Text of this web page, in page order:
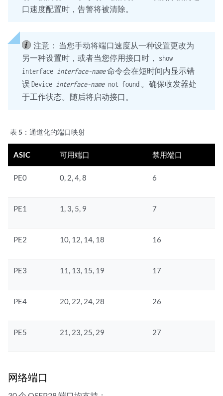
口速度配置时，告警将被清除。
注意： 当您手动将端口速度从一种设置更改为
另一种设置时，或者当您停用接口时，
show
interface interface-name命令会在短时间内显示错
误Device interface-namenot found 。确保收发器处
于工作状态。随后将启动接口。
表 5： 通道化的端口映射
ASIC 可用端口 禁用端口
PE0 0, 2, 4, 8 6
PE1 1, 3, 5, 9 7
PE2 10, 12, 14, 18 16
PE3 11, 13, 15, 19 17
PE4 20, 22, 24, 28 26
PE5 21, 23, 25, 29 27
网络端口